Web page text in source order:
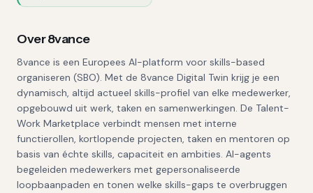
Over8vance
8vance is een Europees AI-platform voor skills-based
organiseren (SBO). Met de 8vance Digital Twin krijg je een
dynamisch, altijd actueel skills-profiel van elke medewerker,
opgebouwd uit werk, taken en samenwerkingen. De Talent-
Work Marketplace verbindt mensen met interne
functierollen, kortlopende projecten, taken en mentoren op
basis van échte skills, capaciteit en ambities. AI-agents
begeleiden medewerkers met gepersonaliseerde
loopbaanpaden en tonen welke skills-gaps te overbruggen